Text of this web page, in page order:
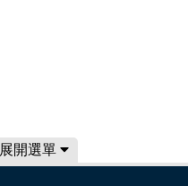
展開選單